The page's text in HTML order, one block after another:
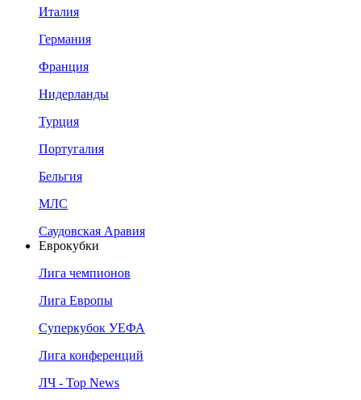
Италия
Германия
Франция
Нидерланды
Турция
Португалия
Бельгия
МЛС
Саудовская Аравия
Еврокубки
Лига чемпионов
Лига Европы
Суперкубок УЕФА
Лига конференций
ЛЧ - Top News